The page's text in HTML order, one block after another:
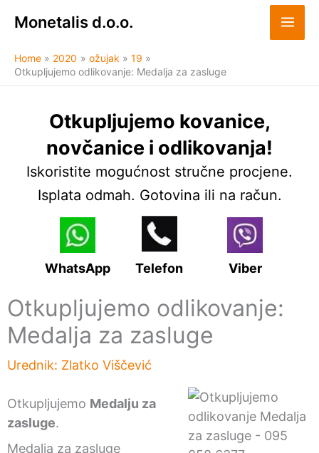
Monetalis d.o.o.
Home 2020 ožujak
19
Otkupljujemo odlikovanje: Medalja za zasluge
Otkupljujemo kovanice,
novčanice i odlikovanja!
Iskoristite mogućnost stručne procjene.
Isplata odmah. Gotovina ili na račun.
WhatsApp Viber
Telefon
Otkupljujemo odlikovanje:
Medalja za zasluge
Urednik: Zlatko Viščević
Otkupljujemo Medalju za
zasluge.
Medalja za zasluge